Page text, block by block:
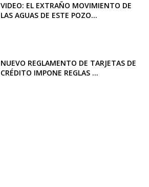
VIDEO: EL EXTRAÑO MOVIMIENTO DE
LAS AGUAS DE ESTE POZO...
NUEVO REGLAMENTO DE TARJETAS DE
CRÉDITO IMPONE REGLAS ...